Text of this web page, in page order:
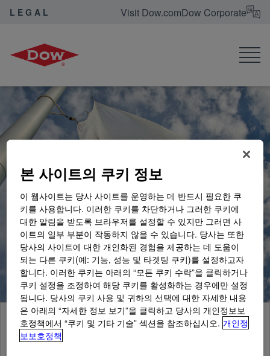
LEGAL Visit Dow.comDow Corporate
개인정보 보호정책
본 사이트의 쿠키 정보
이 웹사이트는 당사 사이트를 운영하는 데 반드시 필요한 쿠
키를 사용합니다. 이러한 쿠키를 차단하거나 그러한 쿠키에
대한 알림을 받도록 브라우저를 설정할 수 있지만 그러면 사
이트의 일부 부분이 작동하지 않을 수 있습니다. 당사는 또한
당사의 사이트에 대한 개인화된 경험을 제공하는 데 도움이
되는 다른 쿠키(예: 기능, 성능 및 타겟팅 쿠키)를 설정하고자
합니다. 이러한 쿠키는 아래의 “모든 쿠키 수락”을 클릭하거나
쿠키 설정을 조정하여 해당 쿠키를 활성화하는 경우에만 설정
됩니다. 당사의 쿠키 사용 및 귀하의 선택에 대한 자세한 내용
은 아래의 “자세한 정보 보기”을 클릭하고 당사의 개인정보보
호정책에서 “쿠키 및 기타 기술” 섹션을 참조하십시오. 개인정
보보호정책